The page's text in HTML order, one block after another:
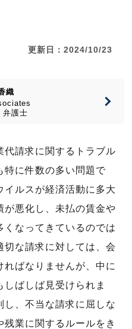
更新日：2024/10/23
織
弁護士
代請求に関するトラブル
特に件数の多い問題で
イルスが経済活動に多大
が悪化し、未払の賃金や
くなってきているのでは
切な請求に対しては、会
ばなりませんが、中に
ばしば見受けられま
し、不当な請求に屈しな
業に関するルールをき